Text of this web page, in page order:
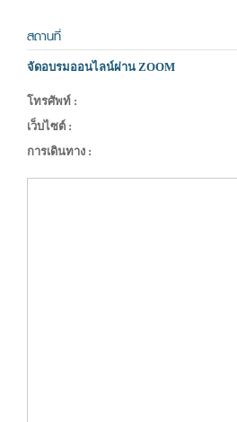
สถานที่
จัดอบรมออนไลน์ผ่าน ZOOM
โทรศัพท์ :
เว็บไซต์ :
การเดินทาง :